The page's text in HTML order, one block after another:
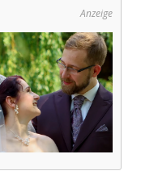
Anzeige